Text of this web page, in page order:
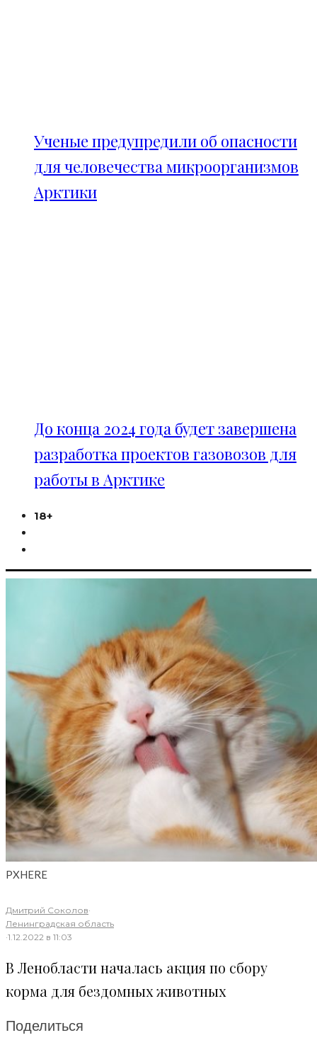
Ученые предупредили об опасности
для человечества микроорганизмов
Арктики
До конца 2024 года будет завершена
разработка проектов газовозов для
работы в Арктике
18+
PXHERE
Дмитрий Соколов·
Ленинградская область
·1.12.2022 в 11:03
В Ленобласти началась акция по сбору
корма для бездомных животных
Поделиться